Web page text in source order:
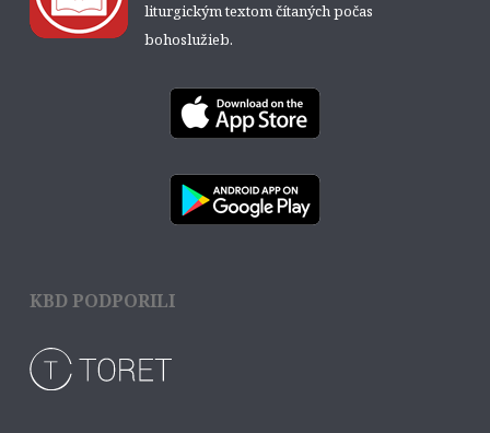
liturgickým textom čítaných počas
bohoslužieb.
KBD PODPORILI